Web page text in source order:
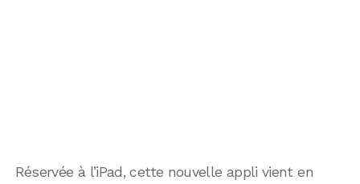
Réservée à l’iPad, cette nouvelle appli vient en